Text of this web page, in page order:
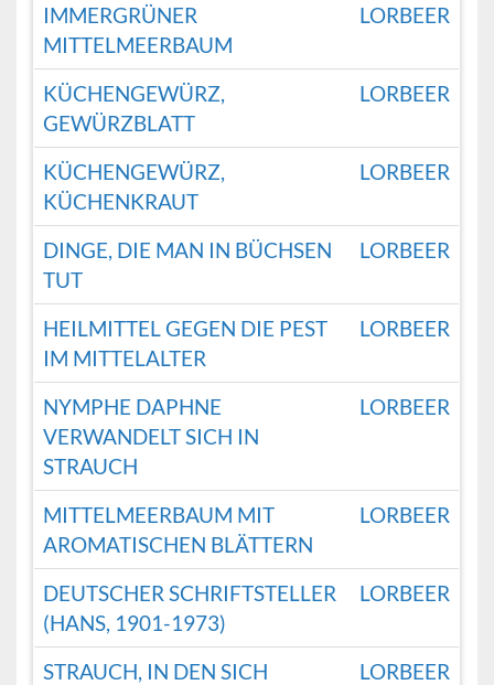
IMMERGRÜNER
MITTELMEERBAUM
LORBEER
KÜCHENGEWÜRZ,
GEWÜRZBLATT
LORBEER
KÜCHENGEWÜRZ,
KÜCHENKRAUT
LORBEER
DINGE, DIE MAN IN BÜCHSEN
TUT
LORBEER
HEILMITTEL GEGEN DIE PEST
IM MITTELALTER
LORBEER
NYMPHE DAPHNE
VERWANDELT SICH IN
STRAUCH
LORBEER
MITTELMEERBAUM MIT
AROMATISCHEN BLÄTTERN
LORBEER
DEUTSCHER SCHRIFTSTELLER
(HANS, 1901-1973)
LORBEER
STRAUCH, IN DEN SICH
LORBEER